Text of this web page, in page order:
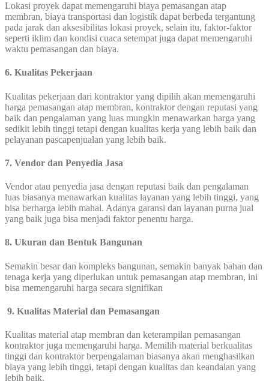
Lokasi proyek dapat memengaruhi biaya pemasangan atap
membran, biaya transportasi dan logistik dapat berbeda tergantung
pada jarak dan aksesibilitas lokasi proyek, selain itu, faktor-faktor
seperti iklim dan kondisi cuaca setempat juga dapat memengaruhi
waktu pemasangan dan biaya.
6. Kualitas Pekerjaan
Kualitas pekerjaan dari kontraktor yang dipilih akan memengaruhi
harga pemasangan atap membran, kontraktor dengan reputasi yang
baik dan pengalaman yang luas mungkin menawarkan harga yang
sedikit lebih tinggi tetapi dengan kualitas kerja yang lebih baik dan
pelayanan pascapenjualan yang lebih baik.
7. Vendor dan Penyedia Jasa
Vendor atau penyedia jasa dengan reputasi baik dan pengalaman
luas biasanya menawarkan kualitas layanan yang lebih tinggi, yang
bisa berharga lebih mahal. Adanya garansi dan layanan purna jual
yang baik juga bisa menjadi faktor penentu harga.
8. Ukuran dan Bentuk Bangunan
Semakin besar dan kompleks bangunan, semakin banyak bahan dan
tenaga kerja yang diperlukan untuk pemasangan atap membran, ini
bisa memengaruhi harga secara signifikan
9. Kualitas Material dan Pemasangan
Kualitas material atap membran dan keterampilan pemasangan
kontraktor juga memengaruhi harga. Memilih material berkualitas
tinggi dan kontraktor berpengalaman biasanya akan menghasilkan
biaya yang lebih tinggi, tetapi dengan kualitas dan keandalan yang
lebih baik.